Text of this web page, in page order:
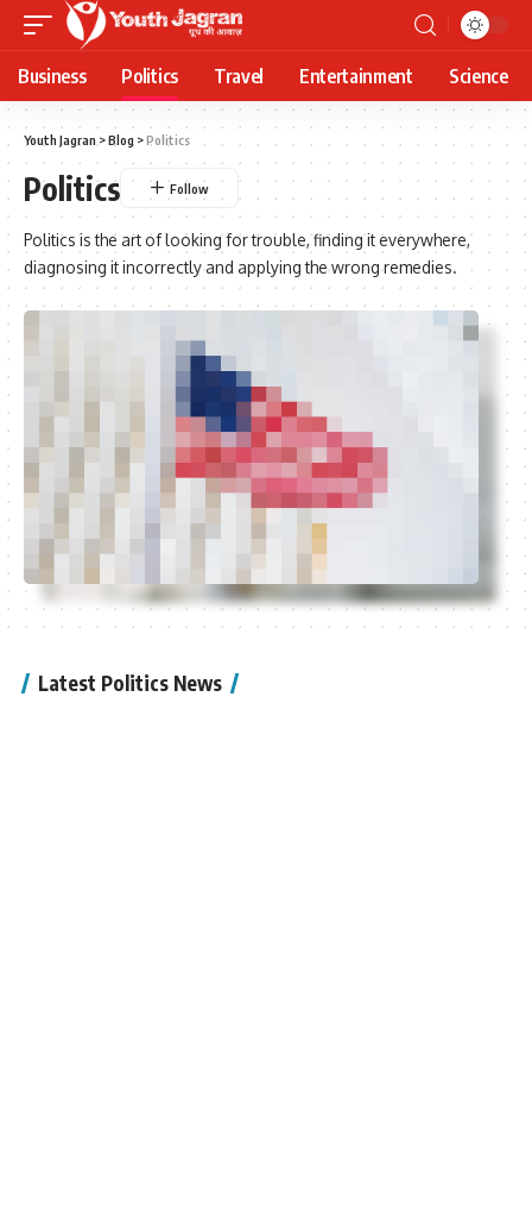
Business Politics Travel Entertainment Science
Youth Jagran >Blog >Politics
Politics
Politics is the art of looking for trouble, finding it everywhere,
diagnosing it incorrectly and applying the wrong remedies.
Latest Politics News